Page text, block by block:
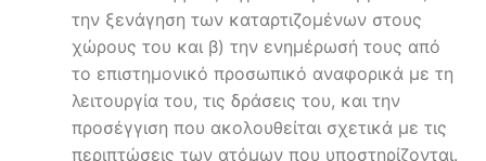
την ξενάγηση των καταρτιζομένων στους
χώρους του και β) την ενημέρωσή τους από
το επιστημονικό προσωπικό αναφορικά με τη
λειτουργία του, τις δράσεις του, και την
προσέγγιση που ακολουθείται σχετικά με τις
περιπτώσεις των ατόμων που υποστηρίζονται.